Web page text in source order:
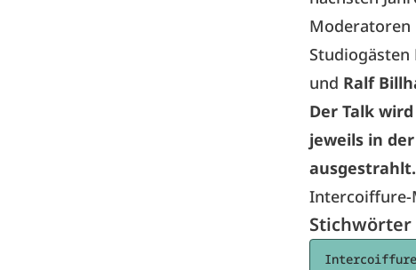
Moderatoren
Studiogästen
und Ralf
Der Talk
jeweils in
ausgestrahlt.
Intercoiffure-
Stichwörter
Intercoiffure